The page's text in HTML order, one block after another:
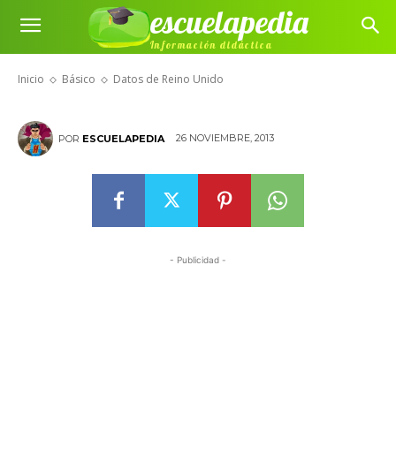
escuelapedia
Información didáctica
Inicio Básico Datos de Reino Unido
Datos de Reino Unido
POR ESCUELAPEDIA 26 NOVIEMBRE, 2013
- Publicidad -